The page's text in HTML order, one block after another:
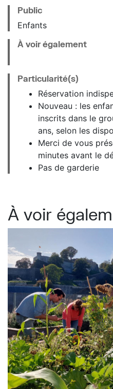
Public
Enfants
À voir également
Particularité(s)
Réservation
Nouveau : les
inscrits dans le
ans, selon les
Merci de vous
minutes avant le
Pas de garderie
À voir